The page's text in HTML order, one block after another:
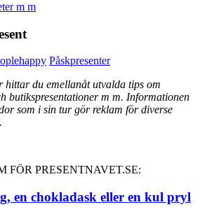
m m
Påskpresenter
du emellanåt utvalda tips om
butikspresentationer m m. Informationen
som i sin tur gör reklam för diverse
FÖR PRESENTNAVET.SE:
en chokladask eller en kul pryl